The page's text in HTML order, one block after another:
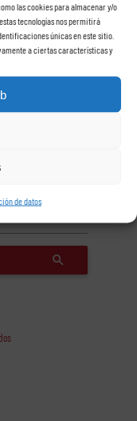
las cookies para almacenar y/o
tecnologías nos permitirá
únicas en este sitio.
a ciertas características y
de datos